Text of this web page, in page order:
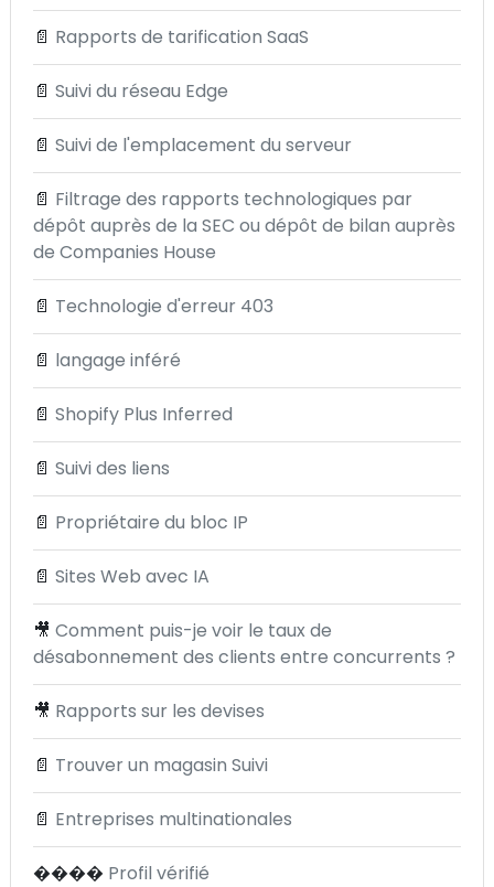
📄 Rapports de tarification SaaS
📄 Suivi du réseau Edge
📄 Suivi de l'emplacement du serveur
📄 Filtrage des rapports technologiques par
dépôt auprès de la SEC ou dépôt de bilan auprès
de Companies House
📄 Technologie d'erreur 403
📄 langage inféré
📄 Shopify Plus Inferred
📄 Suivi des liens
📄 Propriétaire du bloc IP
📄 Sites Web avec IA
🎥 Comment puis-je voir le taux de
désabonnement des clients entre concurrents ?
🎥 Rapports sur les devises
📄 Trouver un magasin Suivi
📄 Entreprises multinationales
���� Profil vérifié